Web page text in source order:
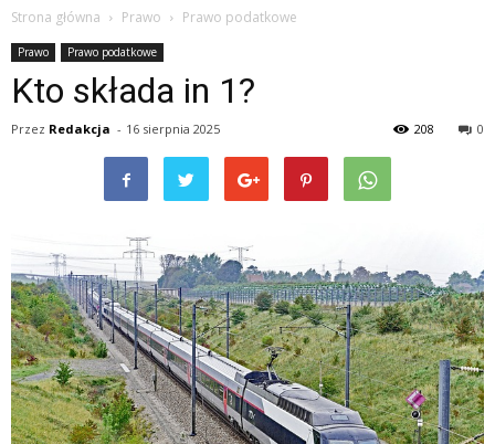
Strona główna Prawo Prawo podatkowe
Prawo Prawo podatkowe
Kto składa in 1?
Przez Redakcja - 16 sierpnia 2025 0
208